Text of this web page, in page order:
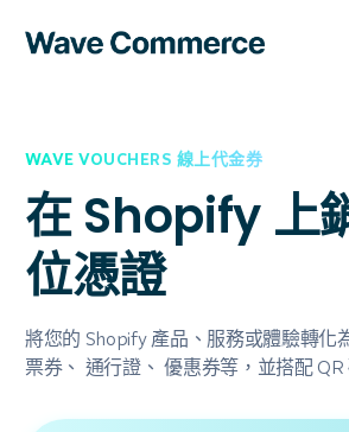
WAVE VOUCHERS 線上代金券
在 Shopify 上
位憑證
將您的 Shopify 產品、服務或體驗轉化
票券、 通行證、 優惠券等，並搭配 QR